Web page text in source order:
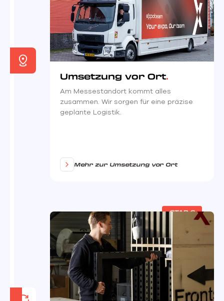
Umsetzung vor Ort
Am Messestandort kommt alles
zusammen. Wir sorgen für eine präzise
geplante Logistik.
Mehr zur Umsetzung vor Ort
STAP 6